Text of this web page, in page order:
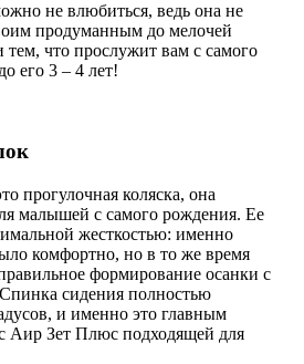
не влюбиться, ведь она не
продуманным до мелочей
что прослужит вам с самого
его 3 – 4 лет!
прогулочная коляска, она
малышей с самого рождения. Ее
жесткостью: именно
комфортно, но в то же время
формирование осанки с
сидения полностью
и именно это главным
Аир Зет Плюс подходящей для